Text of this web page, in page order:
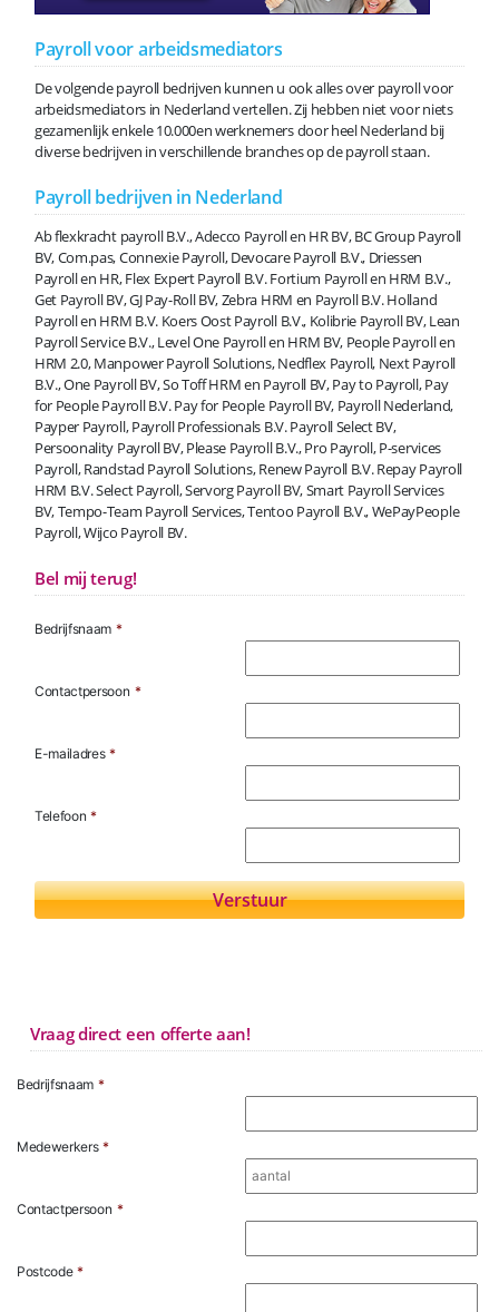
Payroll voor arbeidsmediators
De volgende payroll bedrijven kunnen u ook alles over payroll voor
arbeidsmediators in Nederland vertellen. Zij hebben niet voor niets
gezamenlijk enkele 10.000en werknemers door heel Nederland bij
diverse bedrijven in verschillende branches op de payroll staan.
Payroll bedrijven in Nederland
Ab flexkracht payroll B.V., Adecco Payroll en HR BV, BC Group Payroll
BV, Com.pas, Connexie Payroll, Devocare Payroll B.V., Driessen
Payroll en HR, Flex Expert Payroll B.V. Fortium Payroll en HRM B.V.,
Get Payroll BV, GJ Pay-Roll BV, Zebra HRM en Payroll B.V. Holland
Payroll en HRM B.V. Koers Oost Payroll B.V., Kolibrie Payroll BV, Lean
Payroll Service B.V., Level One Payroll en HRM BV, People Payroll en
HRM 2.0, Manpower Payroll Solutions, Nedflex Payroll, Next Payroll
B.V., One Payroll BV, So Toff HRM en Payroll BV, Pay to Payroll, Pay
for People Payroll B.V. Pay for People Payroll BV, Payroll Nederland,
Payper Payroll, Payroll Professionals B.V. Payroll Select BV,
Persoonality Payroll BV, Please Payroll B.V., Pro Payroll, P-services
Payroll, Randstad Payroll Solutions, Renew Payroll B.V. Repay Payroll
HRM B.V. Select Payroll, Servorg Payroll BV, Smart Payroll Services
BV, Tempo-Team Payroll Services, Tentoo Payroll B.V., WePayPeople
Payroll, Wijco Payroll BV.
Bel mij terug!
Bedrijfsnaam *
Contactpersoon *
E-mailadres *
Telefoon *
Vraag direct een offerte aan!
Bedrijfsnaam *
Medewerkers *
Contactpersoon *
Postcode *